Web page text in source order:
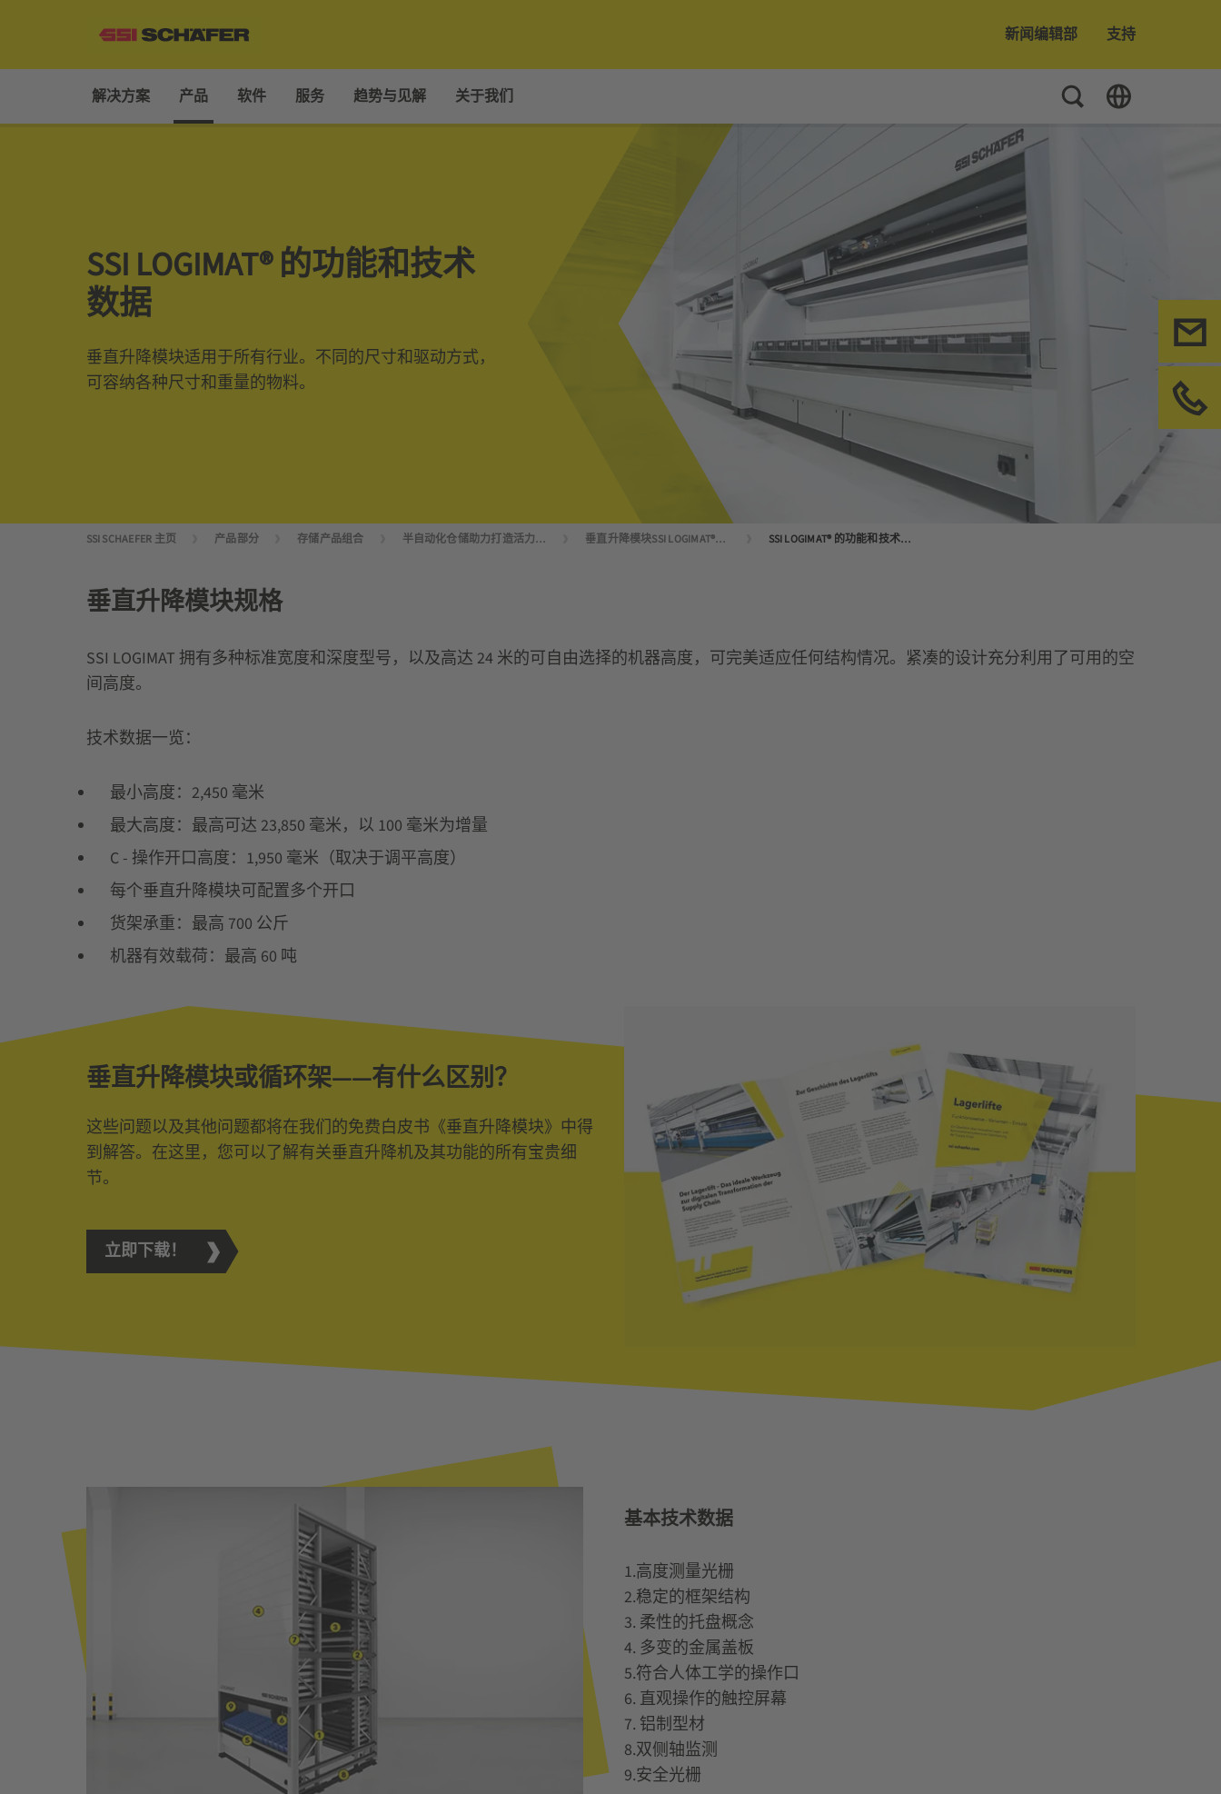
新闻编辑部 支持
解决方案 产品 软件 服务 趋势与见解 关于我们
Toggle Search
Toggle
SSI LOGIMAT® 的功能和技术
数据
垂直升降模块适用于所有行业。不同的尺寸和驱动方式，
可容纳各种尺寸和重量的物料。
SSI SCHAEFER 主页 产品部分 存储产品组合 半自动化仓储助力打造活力仓库 垂直升降模块SSI LOGIMAT®：高效、紧凑、可靠。 SSI LOGIMAT® 的功能和技术数据
垂直升降模块规格
SSI LOGIMAT 拥有多种标准宽度和深度型号，以及高达 24 米的可自由选择的机器高度，可完美适应任何结构情况。紧凑的设计充分利用了可用的空
间高度。
技术数据一览：
最小高度：2,450 毫米
最大高度：最高可达 23,850 毫米，以 100 毫米为增量
C - 操作开口高度：1,950 毫米（取决于调平高度）
每个垂直升降模块可配置多个开口
货架承重：最高 700 公斤
机器有效载荷：最高 60 吨
垂直升降模块或循环架——有什么区别？
这些问题以及其他问题都将在我们的免费白皮书《垂直升降模块》中得
到解答。在这里，您可以了解有关垂直升降机及其功能的所有宝贵细
节。
立即下载！
基本技术数据
1.高度测量光栅
2.稳定的框架结构
3. 柔性的托盘概念
4. 多变的金属盖板
5.符合人体工学的操作口
6. 直观操作的触控屏幕
7. 铝制型材
8.双侧轴监测
9.安全光栅